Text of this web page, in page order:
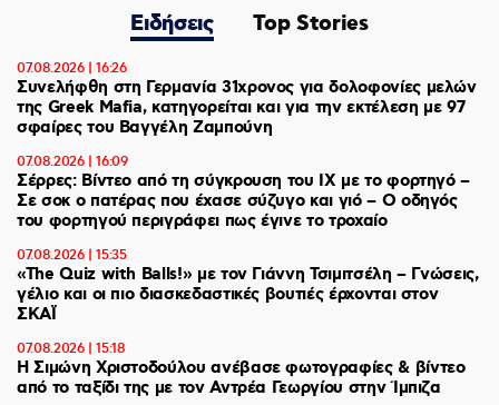
Ειδήσεις Top Stories
07.08.2026 | 16:26
Συνελήφθη στη Γερμανία 31χρονος για δολοφονίες μελών
της Greek Mafia, κατηγορείται και για την εκτέλεση με 97
σφαίρες του Βαγγέλη Ζαμπούνη
07.08.2026 | 16:09
Σέρρες: Βίντεο από τη σύγκρουση του ΙΧ με το φορτηγό –
Σε σοκ ο πατέρας που έχασε σύζυγο και γιό – Ο οδηγός
του φορτηγού περιγράφει πως έγινε το τροχαίο
07.08.2026 | 15:35
«The Quiz with Balls!» με τον Γιάννη Τσιμιτσέλη – Γνώσεις,
γέλιο και οι πιο διασκεδαστικές βουτιές έρχονται στον
ΣΚΑΪ
07.08.2026 | 15:18
Η Σιμώνη Χριστοδούλου ανέβασε φωτογραφίες & βίντεο
από το ταξίδι της με τον Αντρέα Γεωργίου στην Ίμπιζα